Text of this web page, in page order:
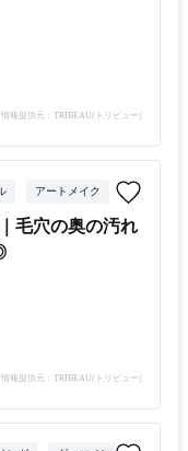
情報提供元：TRIBEAU(トリビュー)
アートメイク
毛穴の奥の汚れ
情報提供元：TRIBEAU(トリビュー)